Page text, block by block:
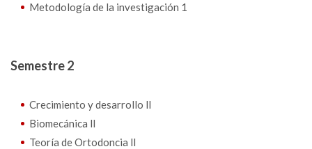
Metodología de la investigación 1
Semestre 2
Crecimiento y desarrollo ll
Biomecánica ll
Teoría de Ortodoncia ll